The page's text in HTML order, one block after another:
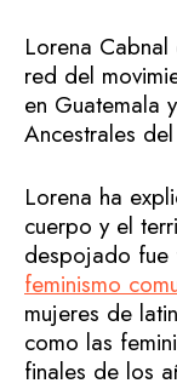
Lorena
red del
en Guatemala
Ancestrales
Lorena ha
cuerpo y el
despojado fue
feminismo
mujeres de
como las
finales de los